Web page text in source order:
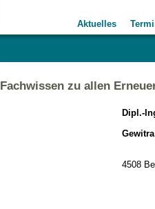
Aktuelles
Fachwissen zu allen
Dipl.-
4508